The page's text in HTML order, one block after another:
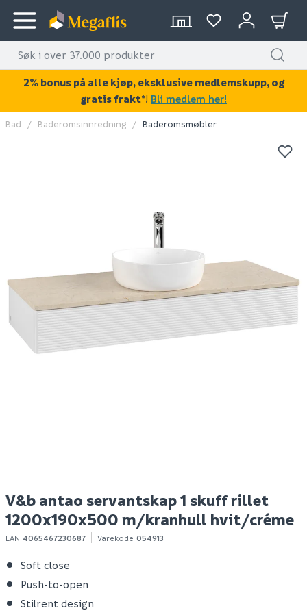
KAN DISSE VÆRE AV INTERESSE?
Elfa midtfeste
garderobestang, hvit
Spar 24 Før 80
Hyper bokhylle eik
struktur
Bad Baderomsinnredning Baderomsmøbler
V&b antao servantskap 1 skuff rillet
1200x190x500 m/kranhull hvit/créme
EAN 4065467230687 Varekode 054913
Soft close
Push-to-open
Stilrent design
2% bonus på alle kjøp, eksklusive medlemskupp, og
gratis frakt*! Bli medlem her!